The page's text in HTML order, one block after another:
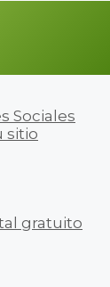
Sociales
sitio
gratuito